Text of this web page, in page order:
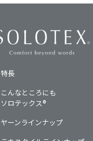
特長
こんなところにも
ソロテックス®
ヤーンラインナップ